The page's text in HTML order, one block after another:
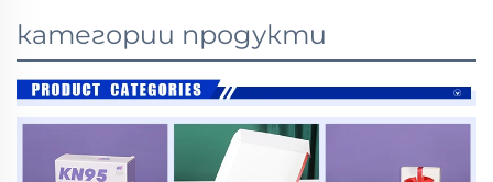
категории продукти